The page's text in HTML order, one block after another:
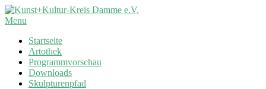
Skip
to
Kunst+Kultur-
Damme
Primary
Menu
Menu
Startseite
Artothek
Programmvorschau
Downloads
Skulpturenpfad